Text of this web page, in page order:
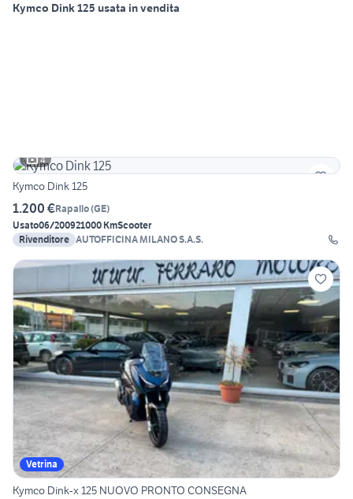
Kymco Dink 125 usata in vendita
4
Kymco Dink 125
1.200 €Rapallo(GE)
Usato06/200921000 KmScooter
Rivenditore AUTOFFICINA MILANO S.A.S.
Vetrina
Kymco Dink-x 125 NUOVO PRONTO CONSEGNA